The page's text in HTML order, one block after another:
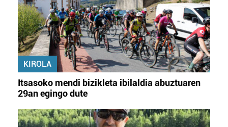
KIROLA
Itsasoko mendi bizikleta ibilaldia abuztuaren
29an egingo dute